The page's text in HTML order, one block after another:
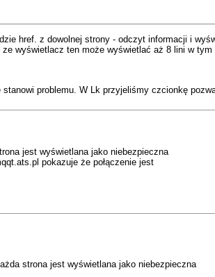
href. z dowolnej strony - odczyt informacji i
ze wyświetlacz ten może wyświetlać aż 8 lini w
problemu. W Lk przyjeliśmy czcionkę
jest wyświetlana jako niebezpieczna
pokazuje że połączenie jest
strona jest wyświetlana jako niebezpieczna